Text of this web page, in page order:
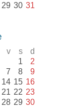
29 30 31
v s d
1 2
7 8 9
14 15 16
21 22 23
28 29 30